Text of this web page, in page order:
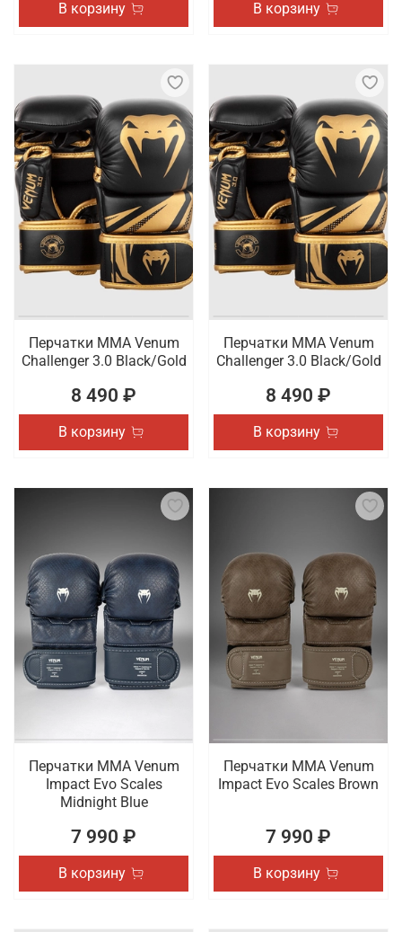
В корзину В корзину
Перчатки ММА Venum
Challenger 3.0 Black/Gold
8 490 ₽
В корзину
Перчатки ММА Venum
Challenger 3.0 Black/Gold
8 490 ₽
В корзину
Перчатки ММА Venum
Impact Evo Scales
Midnight Blue
7 990 ₽
В корзину
Перчатки ММА Venum
Impact Evo Scales Brown
7 990 ₽
В корзину